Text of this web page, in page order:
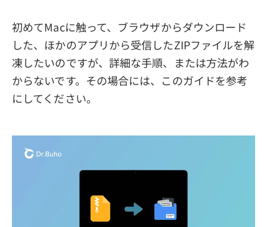
初めてMacに触って、ブラウザからダウンロード
した、ほかのアプリから受信したZIPファイルを解
凍したいのですが、詳細な手順、または方法がわ
からないです。その場合には、このガイドを参考
にしてください。